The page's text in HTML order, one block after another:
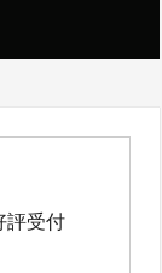
評受付